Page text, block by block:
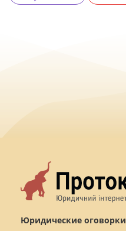
Юридические оговорки